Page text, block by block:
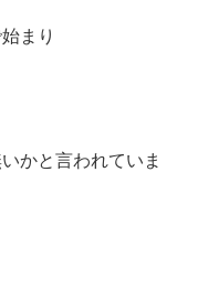
まり
かと言われていま